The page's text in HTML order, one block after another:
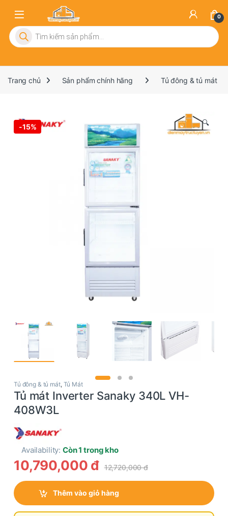
0
Tìm kiếm sản phẩm
Trang chủ Sản phẩm chính hãng Tủ đông & tủ mát
-15% 🔍
Tủ đông & tủ mát, Tủ Mát
Tủ mát Inverter Sanaky 340L VH-
408W3L
Availability:Còn 1 trong kho
10,790,000 đ 12,720,000đ
Thêm vào giỏ hàng